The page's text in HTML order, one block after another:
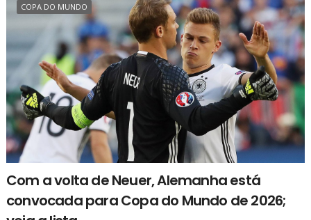
COPA DO MUNDO
Com a volta de Neuer, Alemanha está
convocada para Copa do Mundo de 2026;